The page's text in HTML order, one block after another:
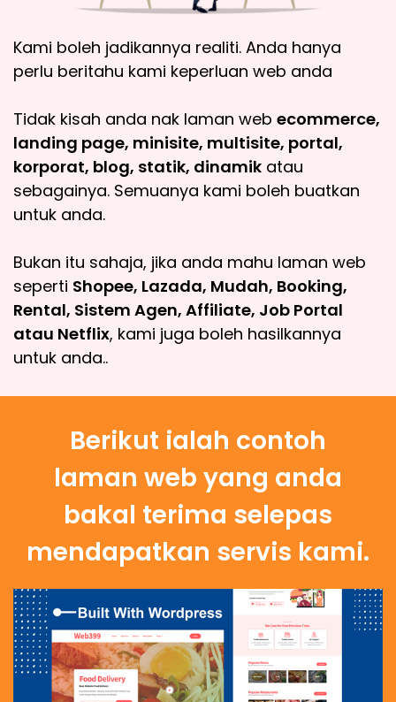
Kami boleh jadikannya realiti. Anda hanya
perlu beritahu kami keperluan web anda
Tidak kisah anda nak laman web ecommerce,
landing page, minisite, multisite, portal,
korporat, blog, statik, dinamik atau
sebagainya. Semuanya kami boleh buatkan
untuk anda.
Bukan itu sahaja, jika anda mahu laman web
seperti Shopee, Lazada, Mudah, Booking,
Rental, Sistem Agen, Affiliate, Job Portal
atau Netflix, kami juga boleh hasilkannya
untuk anda..
Berikut ialah contoh
laman web yang anda
bakal terima selepas
mendapatkan servis kami.